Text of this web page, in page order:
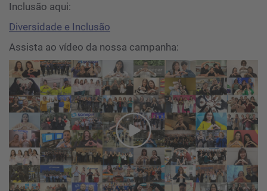
Inclusão aqui:
Diversidade e Inclusão
Assista ao vídeo da nossa campanha: